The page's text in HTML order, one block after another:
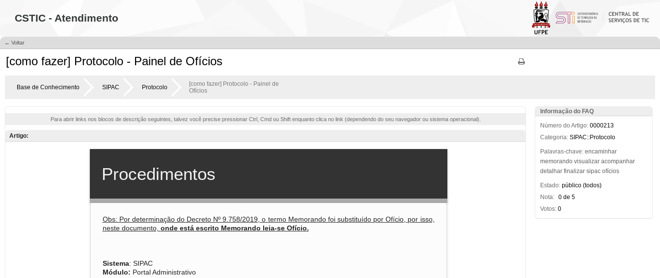
CSTIC - Atendimento
← Voltar
[como fazer] Protocolo - Painel de Ofícios
Base de Conhecimento SIPAC Protocolo
[como fazer] Protocolo - Painel de
Ofícios
Para abrir links nos blocos de descrição seguintes, talvez você precise pressionar Ctrl, Cmd ou Shift enquanto clica no link (dependendo do seu navegador ou sistema operacional).
Artigo:
Informação do FAQ
Número do Artigo: 0000213
Categoria: SIPAC::Protocolo
Palavras-chave: encaminhar
memorando visualizar acompanhar
detalhar finalizar sipac ofícios
Estado: público (todos)
Nota: 0 de 5
Votos: 0